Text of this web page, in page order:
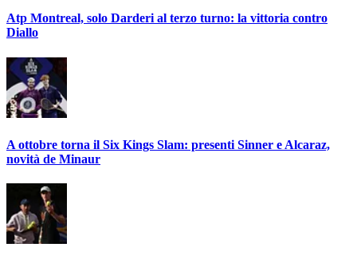
Atp Montreal, solo Darderi al terzo turno: la vittoria contro
Diallo
A ottobre torna il Six Kings Slam: presenti Sinner e Alcaraz,
novità de Minaur